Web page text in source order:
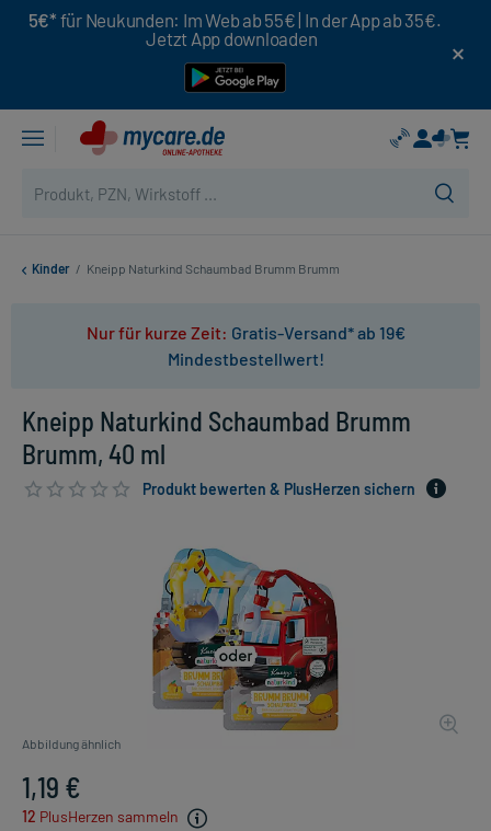
5€* für Neukunden: Im Web ab 55€ | In der App ab 35€.
Jetzt App downloaden
Kinder / Kneipp Naturkind Schaumbad Brumm Brumm
Nur für kurze Zeit: Gratis-Versand* ab 19€
Mindestbestellwert!
Kneipp Naturkind Schaumbad Brumm
Brumm, 40 ml
Produkt bewerten & PlusHerzen sichern
Abbildung ähnlich
1,19 €
12 PlusHerzen sammeln